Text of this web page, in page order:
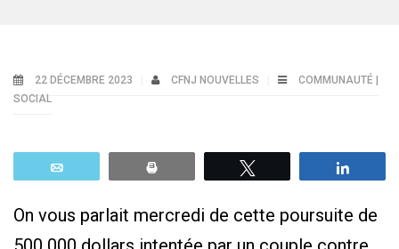
22 DÉCEMBRE 2023 CFNJ NOUVELLES
COMMUNAUTÉ |
SOCIAL
On vous parlait mercredi de cette poursuite de